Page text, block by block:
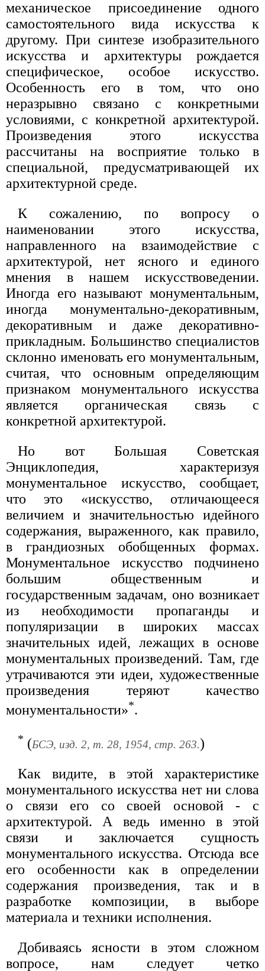
механическое присоединение одного
самостоятельного вида искусства к
другому. При синтезе изобразительного
искусства и архитектуры рождается
специфическое, особое искусство.
Особенность его в том, что оно
неразрывно связано с конкретными
условиями, с конкретной архитектурой.
Произведения этого искусства
рассчитаны на восприятие только в
специальной, предусматривающей их
архитектурной среде.
К сожалению, по вопросу о
наименовании этого искусства,
направленного на взаимодействие с
архитектурой, нет ясного и единого
мнения в нашем искусствоведении.
Иногда его называют монументальным,
иногда монументально-декоративным,
декоративным и даже декоративно-
прикладным. Большинство специалистов
склонно именовать его монументальным,
считая, что основным определяющим
признаком монументального искусства
является органическая связь с
конкретной архитектурой.
Но вот Большая Советская
Энциклопедия, характеризуя
монументальное искусство, сообщает,
что это «искусство, отличающееся
величием и значительностью идейного
содержания, выраженного, как правило,
в грандиозных обобщенных формах.
Монументальное искусство подчинено
большим общественным и
государственным задачам, оно возникает
из необходимости пропаганды и
популяризации в широких массах
значительных идей, лежащих в основе
монументальных произведений. Там, где
утрачиваются эти идеи, художественные
произведения теряют качество
монументальности»*.
* (БСЭ, изд. 2, т. 28, 1954, стр. 263.)
Как видите, в этой характеристике
монументального искусства нет ни слова
о связи его со своей основой - с
архитектурой. А ведь именно в этой
связи и заключается сущность
монументального искусства. Отсюда все
его особенности как в определении
содержания произведения, так и в
разработке композиции, в выборе
материала и техники исполнения.
Добиваясь ясности в этом сложном
вопросе, нам следует четко